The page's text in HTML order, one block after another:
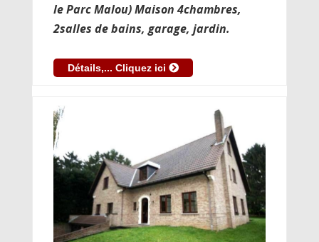
le Parc Malou) Maison 4chambres,
2salles de bains, garage, jardin.
Détails,... Cliquez ici